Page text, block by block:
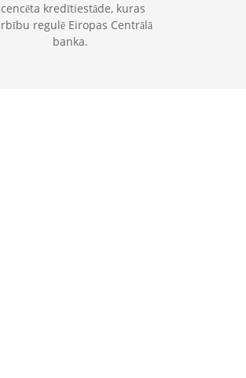
kredītiestāde, kuras
regulē Eiropas Centrālā
banka.